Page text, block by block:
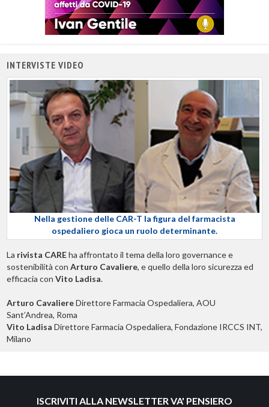
INTERVISTE VIDEO
Nella gestione delle CAR-T la figura del farmacista
ospedaliero gioca un ruolo determinante.
La rivista CAREha affrontato il tema della loro governance e
sostenibilità con Arturo Cavaliere, e quello della loro sicurezza ed
efficacia con Vito Ladisa.
Arturo CavaliereDirettore Farmacia Ospedaliera, AOU
Sant’Andrea, Roma
Vito Ladisa Direttore Farmacia Ospedaliera, Fondazione IRCCS INT,
Milano
ISCRIVITI ALLA NEWSLETTER VA' PENSIERO